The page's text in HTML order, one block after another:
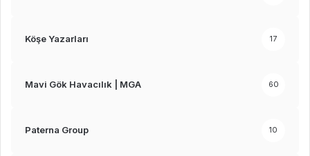
Köşe Yazarları 17
Mavi Gök Havacılık | MGA 60
Paterna Group 10